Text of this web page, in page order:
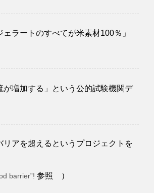
ラートのすべてが米素材100％」
が増加する」という公的試験機関デ
リアを超えるというプロジェクトを
barrier”!参照 ）